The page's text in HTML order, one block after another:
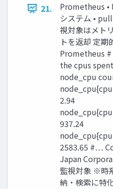
21.
Prometheus •
システム •
視対象はメト
トを返却 定
Prometheus
the cpus
node_cpu
2.94
937.24
2583.65 #…
Japan
監視対象 ※時
納・検索に特